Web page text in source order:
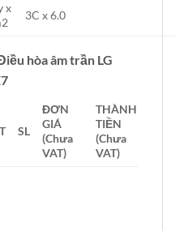
x
3C x 6.0
hòa âm trần LG
SL
ĐƠN
GIÁ
(Chưa
VAT)
THÀNH
TIỀN
(Chưa
VAT)